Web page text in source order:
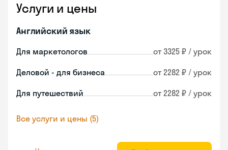
Услуги и цены
Английский язык
Для маркетологов от 3325 ₽ / урок
Деловой - для бизнеса от 2282 ₽ / урок
Для путешествий от 2282 ₽ / урок
Все услуги и цены (5)